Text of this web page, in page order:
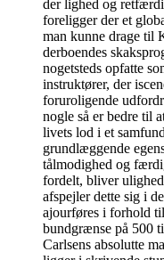
der lighed og
foreligger der et
man kunne drage til
derboendes
nogetsteds opfatte
instruktører, der
foruroligende
nogle så er bedre til
livets lod i et
grundlæggende
tålmodighed og
fordelt, bliver
afspejler dette sig i
ajourføres i forhold
bundgrænse på 500
Carlsens absolutte